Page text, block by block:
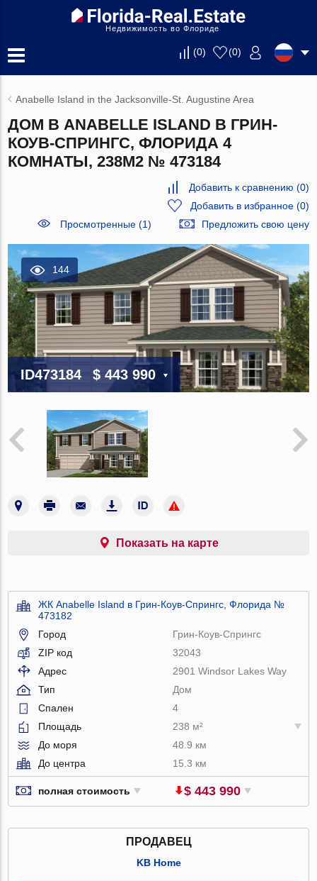
Недвижимость во Флориде
(0) (0)
Anabelle Island in the Jacksonville-St. Augustine Area
ДОМ В ANABELLE ISLAND В ГРИН-
КОУВ-СПРИНГС, ФЛОРИДА 4
КОМНАТЫ, 238М2 № 473184
Добавить к сравнению (0)
Добавить в избранное(0)
Просмотренные (1)
Предложить свою цену
144
ID473184 $ 443 990
Показать на карте
ЖК Anabelle Island в Грин-Коув-Спрингс, Флорида №
473182
Город
Грин-Коув-Спрингс
ZIP код
32043
Адрес
2901 Windsor Lakes Way
Тип
Дом
Спален
4
Площадь
238 м²
До моря
48.9 км
До центра
15.3 км
полная стоимость $ 443 990
ПРОДАВЕЦ
KB Home